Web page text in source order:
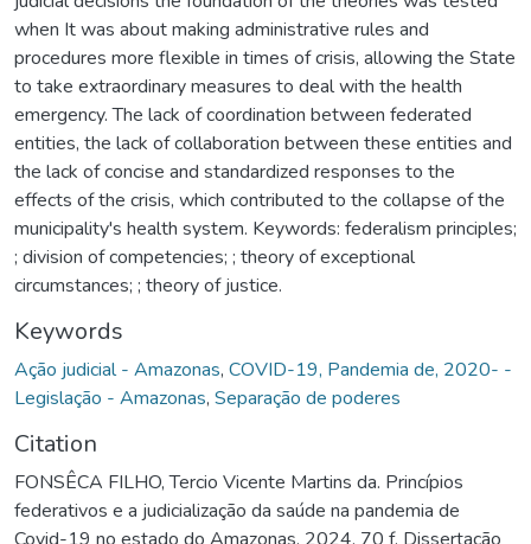
when It was about making administrative rules and
procedures more flexible in times of crisis, allowing the State
to take extraordinary measures to deal with the health
emergency. The lack of coordination between federated
entities, the lack of collaboration between these entities and
the lack of concise and standardized responses to the
effects of the crisis, which contributed to the collapse of the
municipality's health system. Keywords: federalism principles;
; division of competencies; ; theory of exceptional
circumstances; ; theory of justice.
Keywords
Ação judicial - Amazonas, COVID-19, Pandemia de, 2020- -
Legislação - Amazonas, Separação de poderes
Citation
FONSÊCA FILHO, Tercio Vicente Martins da. Princípios
federativos e a judicialização da saúde na pandemia de